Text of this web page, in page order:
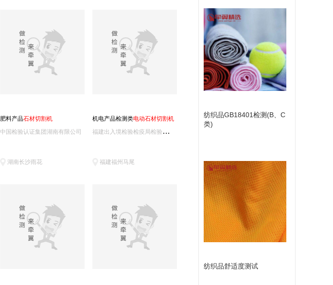
肥料产品石材切割机
中国检验认证集团湖南有限公司
湖南长沙雨花
机电产品检测类电动石材切割机
福
建出入境检验检疫局检验检疫技术中心/福建省食品安全检测中心/福建中检检测有限公司
福建福州马尾
纺织品GB18401检测(B、C
类)
纺织品舒适度测试